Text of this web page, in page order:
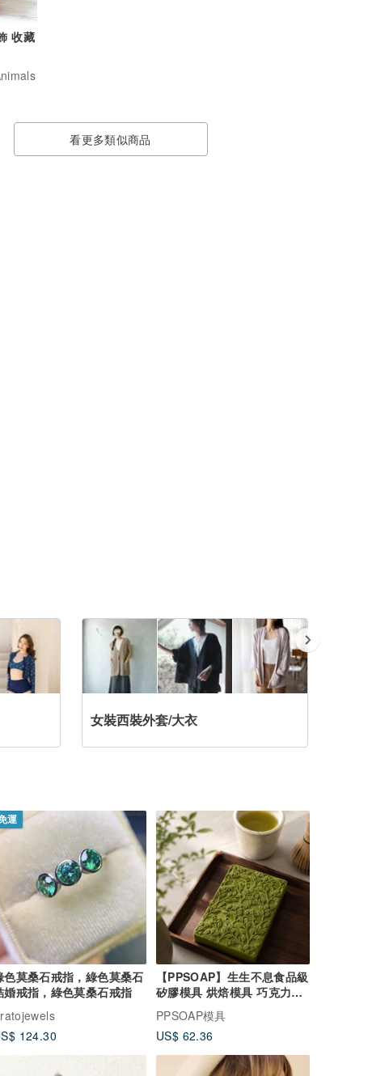
收藏
看更多類似商品
女裝西裝外套/大衣
運
色莫桑石戒指，綠色莫桑石
婚戒指，綠色莫桑石戒指
124.30
【PPSOAP】生生不息食品級
矽膠模具 烘焙模具 巧克力模
PPSOAP模具
US$ 62.36